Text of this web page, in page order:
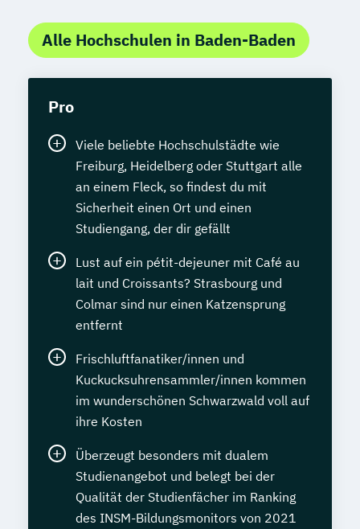
Alle Hochschulen in Baden-Baden
Pro
Viele beliebte Hochschulstädte wie
Freiburg, Heidelberg oder Stuttgart alle
an einem Fleck, so findest du mit
Sicherheit einen Ort und einen
Studiengang, der dir gefällt
Lust auf ein pétit-dejeuner mit Café au
lait und Croissants? Strasbourg und
Colmar sind nur einen Katzensprung
entfernt
Frischluftfanatiker/innen und
Kuckucksuhrensammler/innen kommen
im wunderschönen Schwarzwald voll auf
ihre Kosten
Überzeugt besonders mit dualem
Studienangebot und belegt bei der
Qualität der Studienfächer im Ranking
des INSM-Bildungsmonitors von 2021